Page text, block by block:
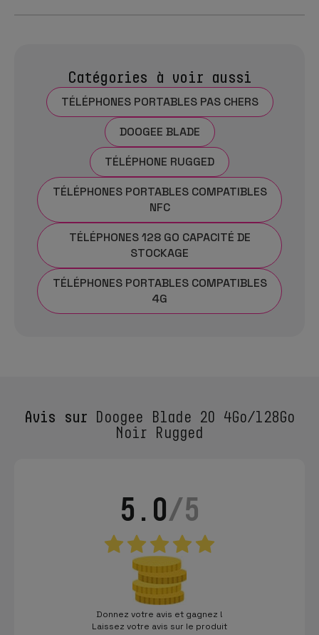
Catégories à voir aussi
TÉLÉPHONES PORTABLES PAS CHERS
DOOGEE BLADE
TÉLÉPHONE RUGGED
TÉLÉPHONES PORTABLES COMPATIBLES
NFC
TÉLÉPHONES 128 GO CAPACITÉ DE
STOCKAGE
TÉLÉPHONES PORTABLES COMPATIBLES
4G
Avis sur Doogee Blade 20 4Go/128Go
Noir Rugged
5.0/5
Donnez votre avis et gagnez !
Laissez votre avis sur le produit